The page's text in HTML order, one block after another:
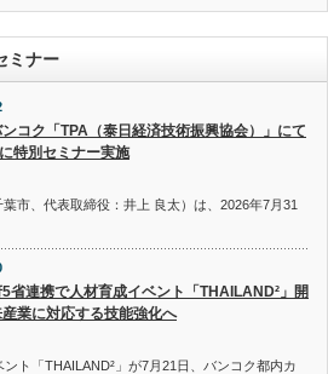
ミナー
コク「TPA（泰日経済技術振興協会）」にて
特別セミナー実施
市、代表取締役：井上 良太）は、2026年7月31
省連携で人材育成イベント「THAILAND²」開
業に対応する技能強化へ
ント「THAILAND²」が7月21日、バンコク都内カ